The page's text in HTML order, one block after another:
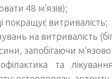
48 м’язів);
покращує витривалість;
на витривалість
запобігаючи
та